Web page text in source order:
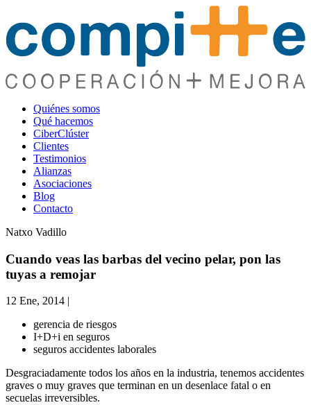
Quiénes somos
Qué hacemos
CiberClúster
Clientes
Testimonios
Alianzas
Asociaciones
Blog
Contacto
Natxo Vadillo
Cuando veas las barbas del vecino pelar, pon las
tuyas a remojar
12 Ene, 2014 |
gerencia de riesgos
I+D+i en seguros
seguros accidentes laborales
Desgraciadamente todos los años en la industria, tenemos accidentes
graves o muy graves que terminan en un desenlace fatal o en
secuelas irreversibles.